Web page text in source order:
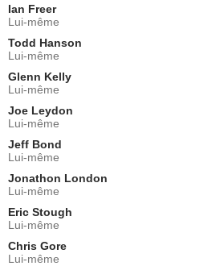
Ian Freer
Lui-même
Todd Hanson
Lui-même
Glenn Kelly
Lui-même
Joe Leydon
Lui-même
Jeff Bond
Lui-même
Jonathon London
Lui-même
Eric Stough
Lui-même
Chris Gore
Lui-même